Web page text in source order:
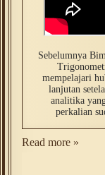
Sebelumnya
mempelajari
lanjutan
analitika
perkalian
Read more »